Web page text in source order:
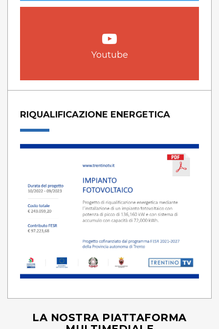
Youtube
RIQUALIFICAZIONE ENERGETICA
LA NOSTRA PIATTAFORMA